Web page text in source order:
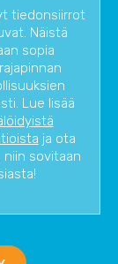
tiedonsiirrot
Näistä
sopia
Lue lisää
ja ota
sovitaan